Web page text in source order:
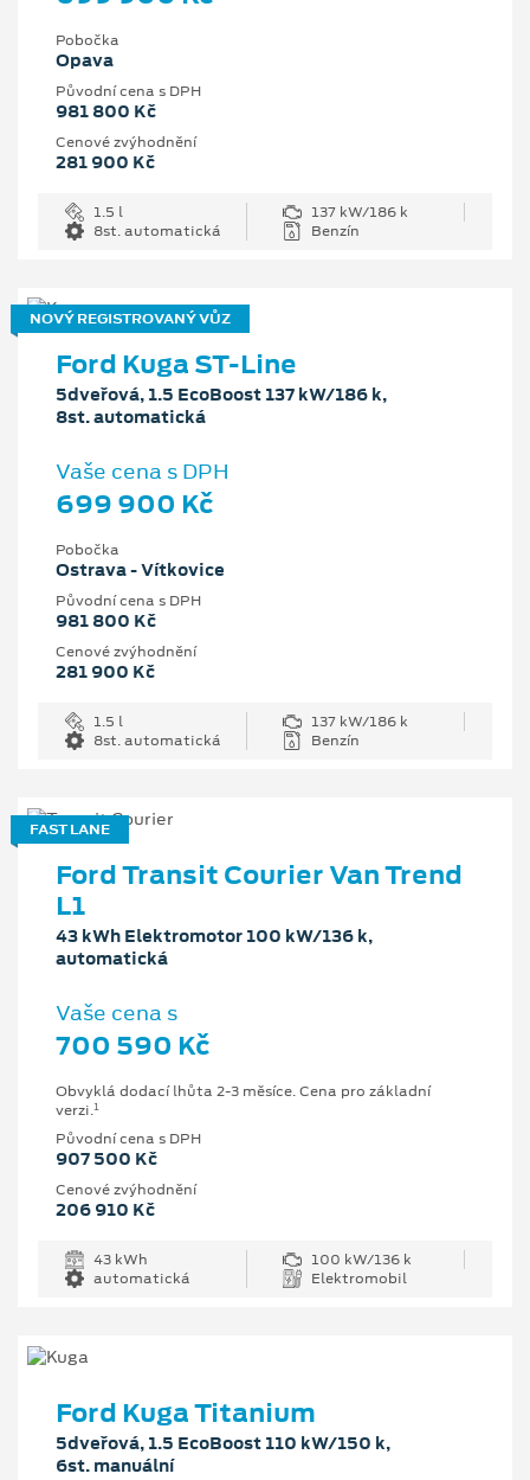
Pobočka
Opava
Původní cena s DPH
981 800 Kč
Cenové zvýhodnění
281 900 Kč
1.5 l
137 kW/186 k
8st. automatická
Benzín
NOVÝ REGISTROVANÝ VŮZ
Ford Kuga ST-Line
5dveřová, 1.5 EcoBoost 137 kW/186 k,
8st. automatická
Vaše cena s DPH
699 900 Kč
Pobočka
Ostrava - Vítkovice
Původní cena s DPH
981 800 Kč
Cenové zvýhodnění
281 900 Kč
1.5 l
137 kW/186 k
8st. automatická
Benzín
FAST LANE
Ford Transit Courier Van Trend
L1
43 kWh Elektromotor 100 kW/136 k,
automatická
Vaše cena s
700 590 Kč
Obvyklá dodací lhůta 2-3 měsíce. Cena pro základní
verzi.1
Původní cena s DPH
907 500 Kč
Cenové zvýhodnění
206 910 Kč
43 kWh
100 kW/136 k
automatická
Elektromobil
Ford Kuga Titanium
5dveřová, 1.5 EcoBoost 110 kW/150 k,
6st. manuální